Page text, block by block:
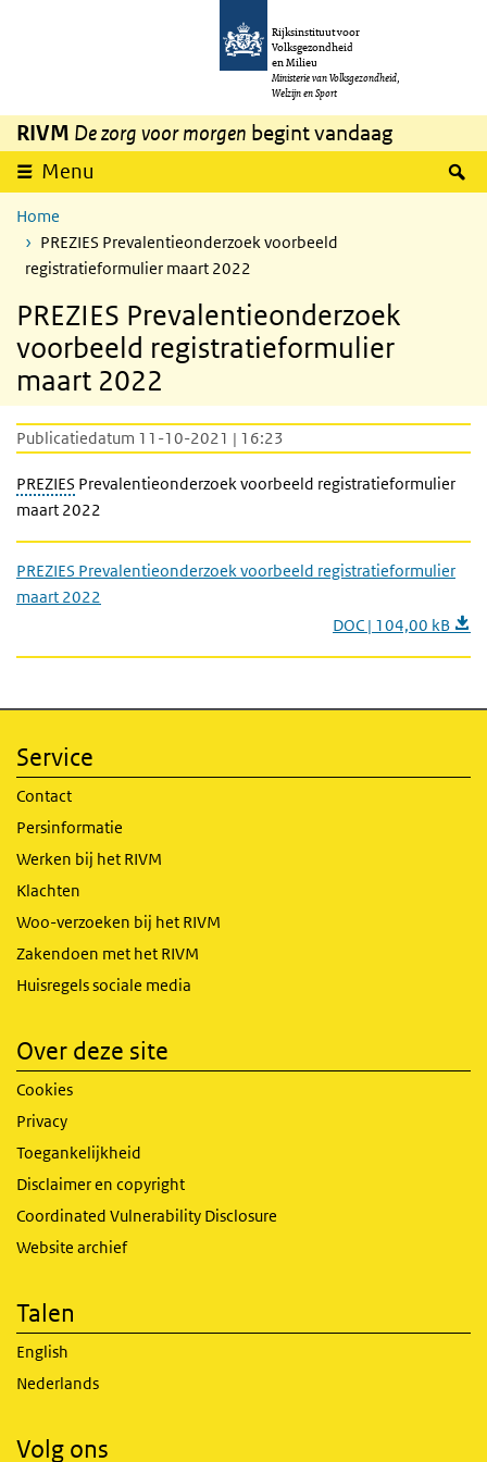
Overslaan en naar de inhoud gaan
Rijksinstituut voor
Volksgezondheid
en Milieu
Ministerie van Volksgezondheid,
Welzijn en Sport
RIVM De zorg voor morgen begint vandaag
Menu
Home
PREZIES Prevalentieonderzoek voorbeeld
registratieformulier maart 2022
PREZIES Prevalentieonderzoek
voorbeeld registratieformulier
maart 2022
Publicatiedatum 11-10-2021 | 16:23
PREZIES Prevalentieonderzoek voorbeeld registratieformulier
maart 2022
PREZIES Prevalentieonderzoek voorbeeld registratieformulier
maart 2022
DOC | 104,00 kB
Service
Contact
Persinformatie
Werken bij het RIVM
Klachten
Woo-verzoeken bij het RIVM
Zakendoen met het RIVM
Huisregels sociale media
Over deze site
Cookies
Privacy
Toegankelijkheid
Disclaimer en copyright
Coordinated Vulnerability Disclosure
Website archief
Talen
English
Nederlands
Volg ons